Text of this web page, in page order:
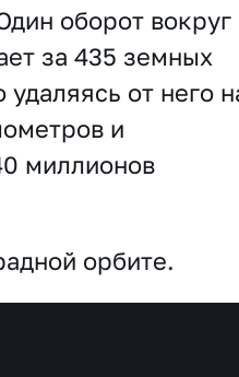
оборот вокруг
за 435 земных
от него
и
миллионов
орбите.